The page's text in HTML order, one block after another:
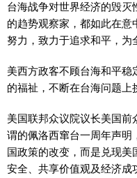
台海战争对世界经济的毁灭
的趋势观察家，都如此在
努力，致力于追求和平，为
美西方政客不顾台海和平
的福祉，不断在台海问题上
美国联邦众议院议长美国
谓的佩洛西窜台一周年声明
国政策的改变，而是兑现
安全、共享价值观及经济成